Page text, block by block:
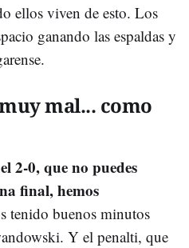
ellos viven de esto. Los
ganando las espaldas y
mal... como
2-0, que no puedes
final, hemos
tenido buenos minutos
Y el penalti, que